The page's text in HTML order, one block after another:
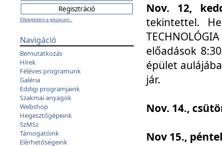
Elfelejtettem a jelszavam...
Navigáció
Bemutatkozás
Hírek
Féléves programunk
Galéria
Eddigi programjaink
Szakmai anyagok
Webshop
Hegesztőgépeink
SzMSz
Támogatóink
Elérhetőségeink
Nov. 12,
tekintettel.
előadások
épület
jár.
Nov. 14.,
Nov 15.,